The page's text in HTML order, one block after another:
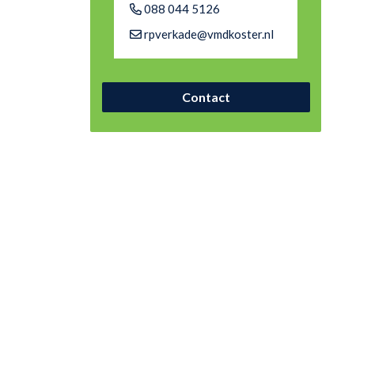
088 044 5126
rpverkade@vmdkoster.nl
Contact